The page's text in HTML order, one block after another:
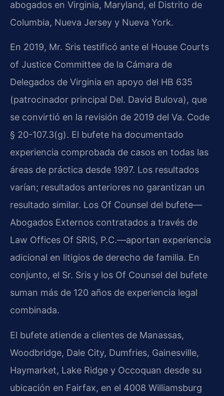
abogados en Virginia, Maryland, el Distrito de
Columbia, Nueva Jersey y Nueva York.
En 2019, Mr. Sris testificó ante el House Courts
of Justice Committee de la Cámara de
Delegados de Virginia en apoyo del HB 635
(patrocinador principal Del. David Bulova), que
se convirtió en la revisión de 2019 del Va. Code
§ 20-107.3(g). El bufete ha documentado
experiencia comprobada de casos en todas las
áreas de práctica desde 1997. Los resultados
varían; resultados anteriores no garantizan un
resultado similar. Los Of Counsel del bufete—
Abogados Externos contratados a través de
Law Offices Of SRIS, P.C.—aportan experiencia
adicional en litigios de derecho de familia. En
conjunto, el Sr. Sris y los Of Counsel del bufete
suman más de 120 años de experiencia legal
combinada.
El bufete atiende a clientes de Manassas,
Woodbridge, Dale City, Dumfries, Gainesville,
Haymarket, Lake Ridge y Occoquan desde su
ubicación en Fairfax, en el 4008 Williamsburg